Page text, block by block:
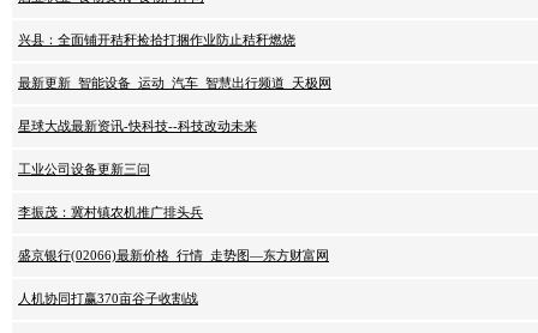
兴县：全面铺开秸秆捡拾打捆作业防止秸秆燃烧
最新更新_智能设备_运动_汽车_智慧出行频道_天极网
星球大战最新资讯-快科技--科技改动未来
工业公司设备更新三问
李振茂：冀村镇农机推广排头兵
盛京银行(02066)最新价格_行情_走势图—东方财富网
人机协同打赢370亩谷子收割战